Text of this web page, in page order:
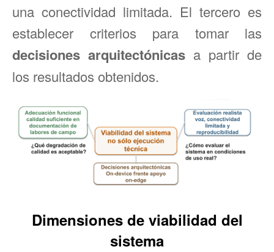
una conectividad limitada. El tercero es
establecer criterios para tomar las
decisiones arquitectónicas a partir de
los resultados obtenidos.
Dimensiones de viabilidad del
sistema